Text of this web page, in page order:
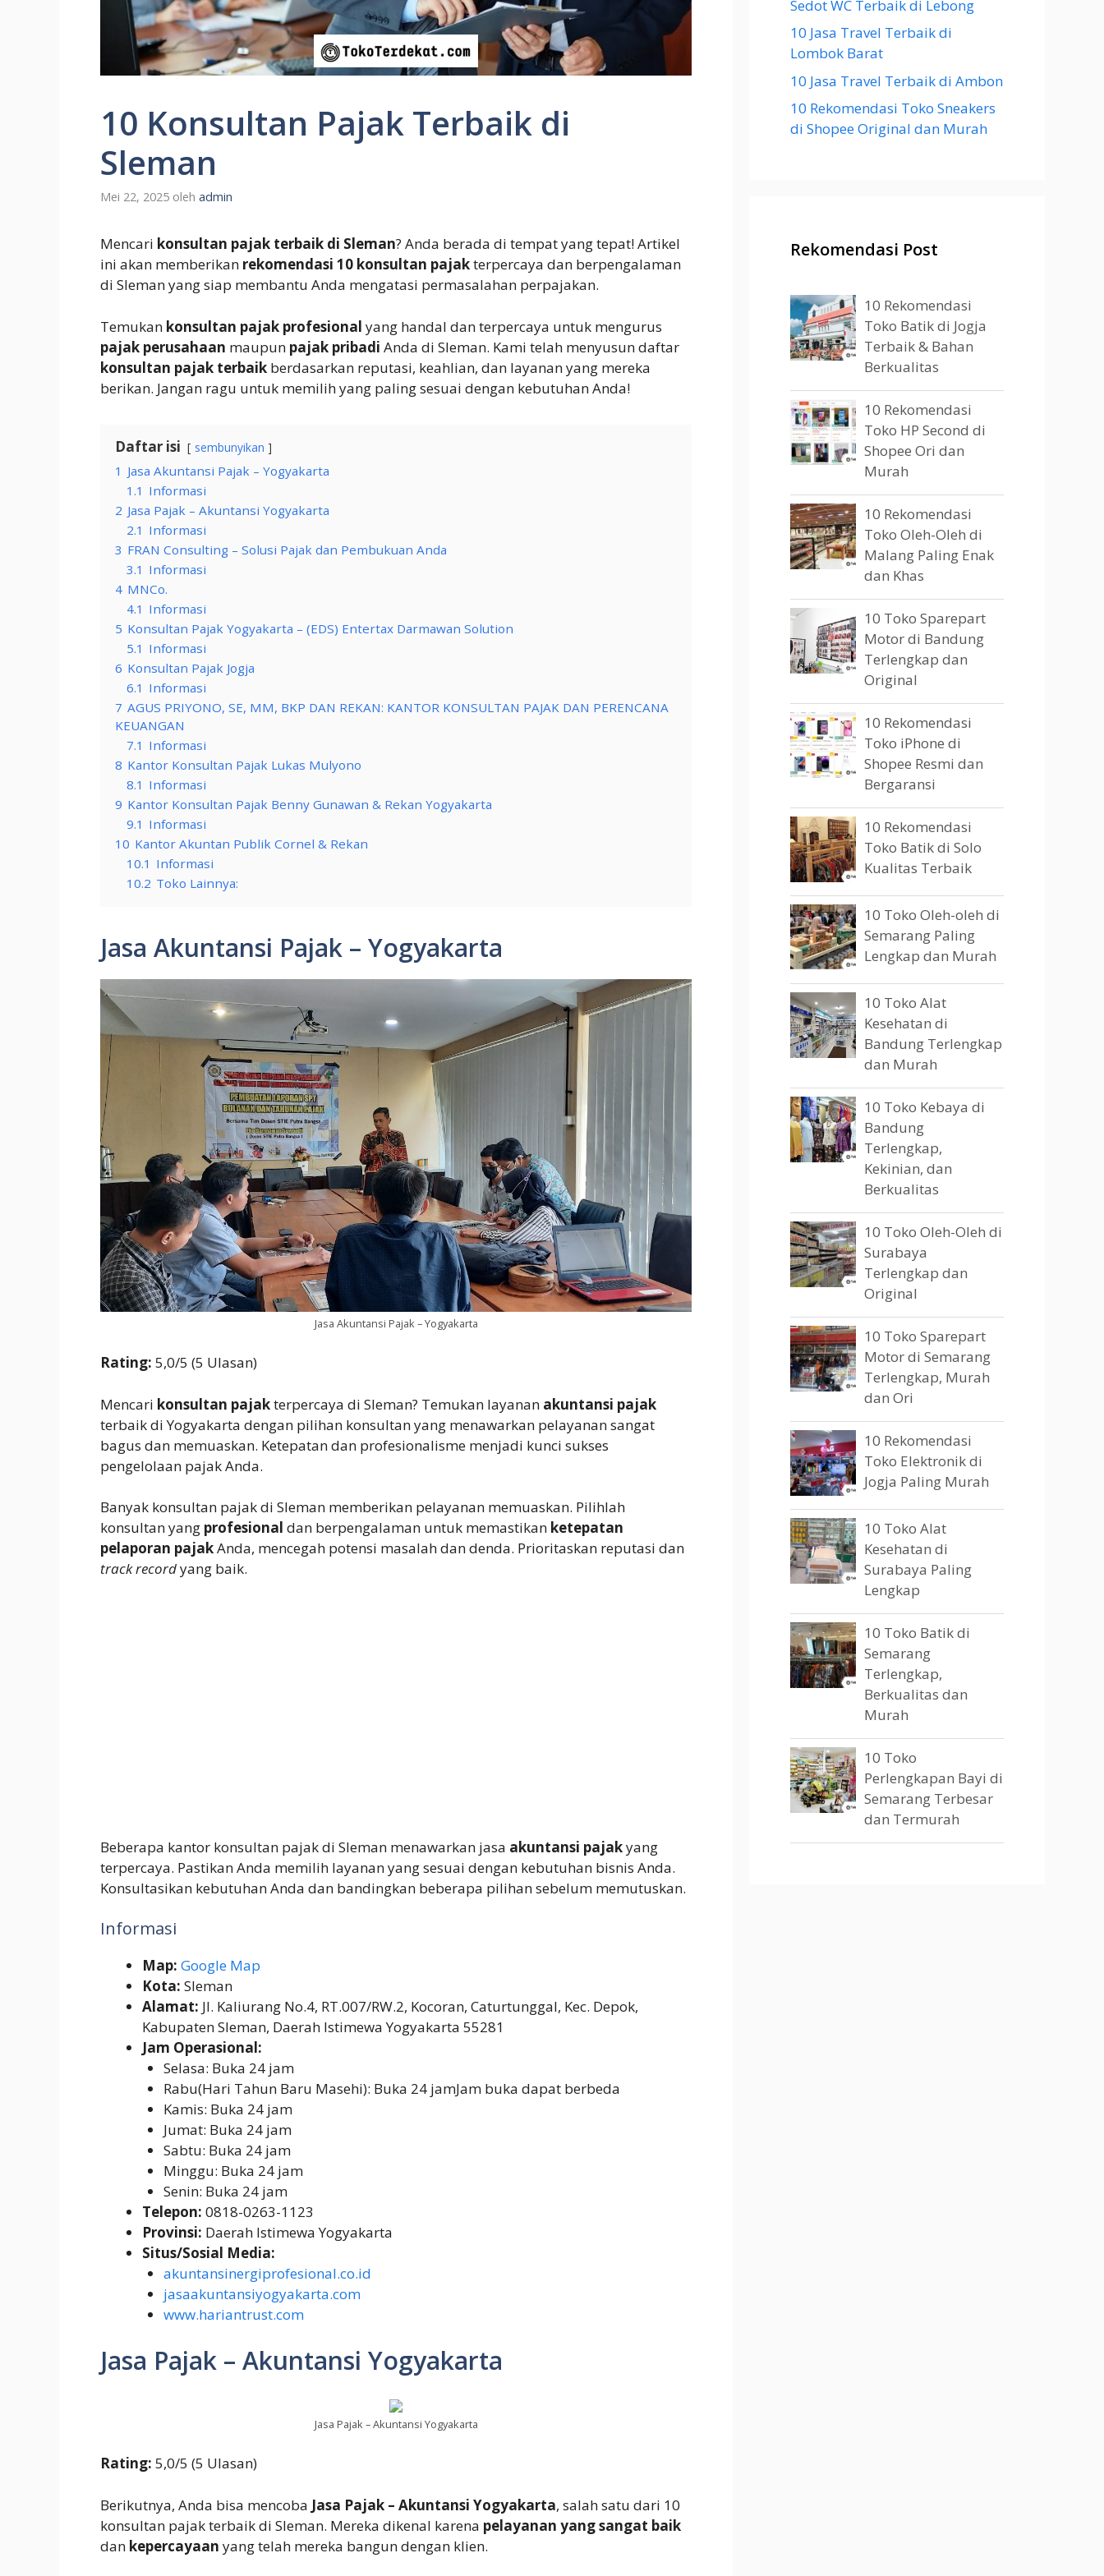
10 Konsultan Pajak Terbaik di
Sleman
Mei 22, 2025 oleh admin
Mencari konsultan pajak terbaik di Sleman? Anda berada di tempat yang tepat! Artikel
ini akan memberikan rekomendasi 10 konsultan pajakterpercaya dan berpengalaman
di Sleman yang siap membantu Anda mengatasi permasalahan perpajakan.
Temukan konsultan pajak profesional yang handal dan terpercaya untuk mengurus
pajak perusahaan maupun pajak pribadi Anda di Sleman. Kami telah menyusun daftar
konsultan pajak terbaik berdasarkan reputasi, keahlian, dan layanan yang mereka
berikan. Jangan ragu untuk memilih yang paling sesuai dengan kebutuhan Anda!
Daftar isi sembunyikan
1 Jasa Akuntansi Pajak – Yogyakarta
1.1 Informasi
2 Jasa Pajak – Akuntansi Yogyakarta
2.1 Informasi
3 FRAN Consulting – Solusi Pajak dan Pembukuan Anda
3.1 Informasi
4 MNCo.
4.1 Informasi
5 Konsultan Pajak Yogyakarta – (EDS) Entertax Darmawan Solution
5.1 Informasi
6 Konsultan Pajak Jogja
6.1 Informasi
7 AGUS PRIYONO, SE, MM, BKP DAN REKAN: KANTOR KONSULTAN PAJAK DAN PERENCANA
KEUANGAN
7.1 Informasi
8 Kantor Konsultan Pajak Lukas Mulyono
8.1 Informasi
9 Kantor Konsultan Pajak Benny Gunawan & Rekan Yogyakarta
9.1 Informasi
10 Kantor Akuntan Publik Cornel & Rekan
10.1 Informasi
10.2 Toko Lainnya:
Jasa Akuntansi Pajak – Yogyakarta
Jasa Akuntansi Pajak – Yogyakarta
Rating: 5,0/5 (5 Ulasan)
Mencari konsultan pajakterpercaya di Sleman? Temukan layanan akuntansi pajak
terbaik di Yogyakarta dengan pilihan konsultan yang menawarkan pelayanan sangat
bagus dan memuaskan. Ketepatan dan profesionalisme menjadi kunci sukses
pengelolaan pajak Anda.
Banyak konsultan pajak di Sleman memberikan pelayanan memuaskan. Pilihlah
konsultan yang profesional dan berpengalaman untuk memastikan ketepatan
pelaporan pajakAnda, mencegah potensi masalah dan denda. Prioritaskan reputasi dan
track recordyang baik.
Beberapa kantor konsultan pajak di Sleman menawarkan jasa akuntansi pajakyang
terpercaya. Pastikan Anda memilih layanan yang sesuai dengan kebutuhan bisnis Anda.
Konsultasikan kebutuhan Anda dan bandingkan beberapa pilihan sebelum memutuskan.
Informasi
Map: Google Map
Kota: Sleman
Alamat: Jl. Kaliurang No.4, RT.007/RW.2, Kocoran, Caturtunggal, Kec. Depok,
Kabupaten Sleman, Daerah Istimewa Yogyakarta 55281
Jam Operasional:
Selasa: Buka 24 jam
Rabu(Hari Tahun Baru Masehi): Buka 24 jamJam buka dapat berbeda
Kamis: Buka 24 jam
Jumat: Buka 24 jam
Sabtu: Buka 24 jam
Minggu: Buka 24 jam
Senin: Buka 24 jam
Telepon: 0818-0263-1123
Provinsi: Daerah Istimewa Yogyakarta
Situs/Sosial Media:
akuntansinergiprofesional.co.id
jasaakuntansiyogyakarta.com
www.hariantrust.com
Jasa Pajak – Akuntansi Yogyakarta
Jasa Pajak – Akuntansi Yogyakarta
Rating: 5,0/5 (5 Ulasan)
Berikutnya, Anda bisa mencoba Jasa Pajak – Akuntansi Yogyakarta, salah satu dari 10
konsultan pajak terbaik di Sleman. Mereka dikenal karena pelayanan yang sangat baik
dan kepercayaan yang telah mereka bangun dengan klien.
Sedot WC Terbaik di Lebong
10 Jasa Travel Terbaik di
Lombok Barat
10 Jasa Travel Terbaik di Ambon
10 Rekomendasi Toko Sneakers
di Shopee Original dan Murah
Rekomendasi Post
10 Rekomendasi
Toko Batik di Jogja
Terbaik & Bahan
Berkualitas
10 Rekomendasi
Toko HP Second di
Shopee Ori dan
Murah
10 Rekomendasi
Toko Oleh-Oleh di
Malang Paling Enak
dan Khas
10 Toko Sparepart
Motor di Bandung
Terlengkap dan
Original
10 Rekomendasi
Toko iPhone di
Shopee Resmi dan
Bergaransi
10 Rekomendasi
Toko Batik di Solo
Kualitas Terbaik
10 Toko Oleh-oleh di
Semarang Paling
Lengkap dan Murah
10 Toko Alat
Kesehatan di
Bandung Terlengkap
dan Murah
10 Toko Kebaya di
Bandung
Terlengkap,
Kekinian, dan
Berkualitas
10 Toko Oleh-Oleh di
Surabaya
Terlengkap dan
Original
10 Toko Sparepart
Motor di Semarang
Terlengkap, Murah
dan Ori
10 Rekomendasi
Toko Elektronik di
Jogja Paling Murah
10 Toko Alat
Kesehatan di
Surabaya Paling
Lengkap
10 Toko Batik di
Semarang
Terlengkap,
Berkualitas dan
Murah
10 Toko
Perlengkapan Bayi di
Semarang Terbesar
dan Termurah